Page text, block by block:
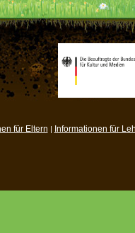
für Eltern | Informationen für